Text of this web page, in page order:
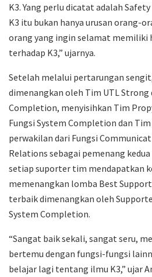
K3. Yang perlu dicatat adalah Safety
K3 itu bukan hanya urusan orang-
orang yang ingin selamat memiliki
terhadap K3,” ujarnya.
Setelah melalui pertarungan
dimenangkan oleh Tim UTL Strong
Completion, menyisihkan Tim
Fungsi System Completion dan
perwakilan dari Fungsi
Relations sebagai pemenang
setiap suporter tim mendapatkan
memenangkan lomba Best
terbaik dimenangkan oleh
System Completion.
“Sangat baik sekali, sangat seru,
bertemu dengan fungsi-fungsi
belajar lagi tentang ilmu K3,” ujar